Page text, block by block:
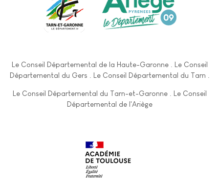
Le Conseil Départemental de la Haute-Garonne . Le Conseil
Départemental du Gers . Le Conseil Départemental du Tarn .
Le Conseil Départemental du Tarn-et-Garonne . Le Conseil
Départemental de l'Ariège